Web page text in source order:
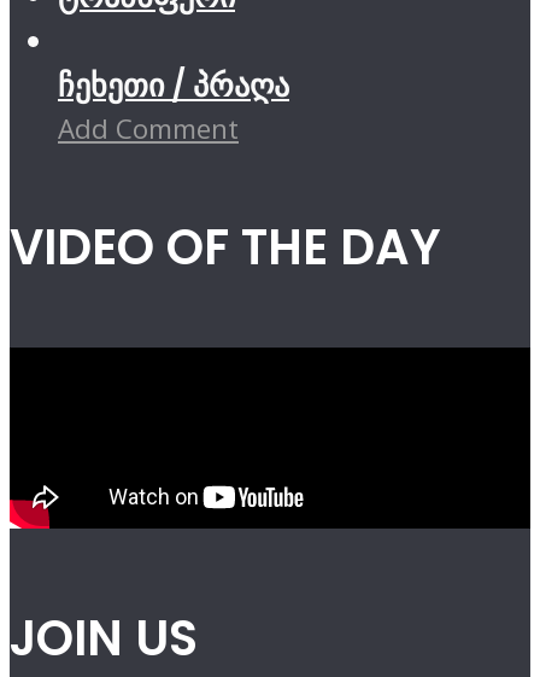
ჩეხეთი / პრაღა
Add Comment
VIDEO OF THE DAY
JOIN US